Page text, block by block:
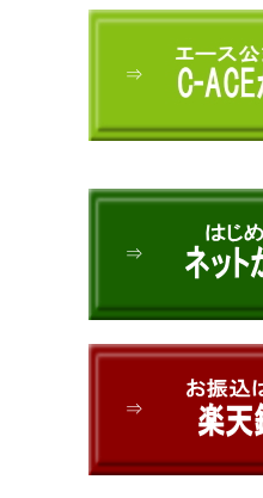
⇒
⇒
⇒